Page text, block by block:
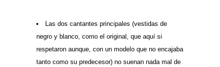
Las dos cantantes principales (vestidas de
negro y blanco, como el original, que aquí si
respetaron aunque, con un modelo que no encajaba
tanto como su predecesor) no suenan nada mal de